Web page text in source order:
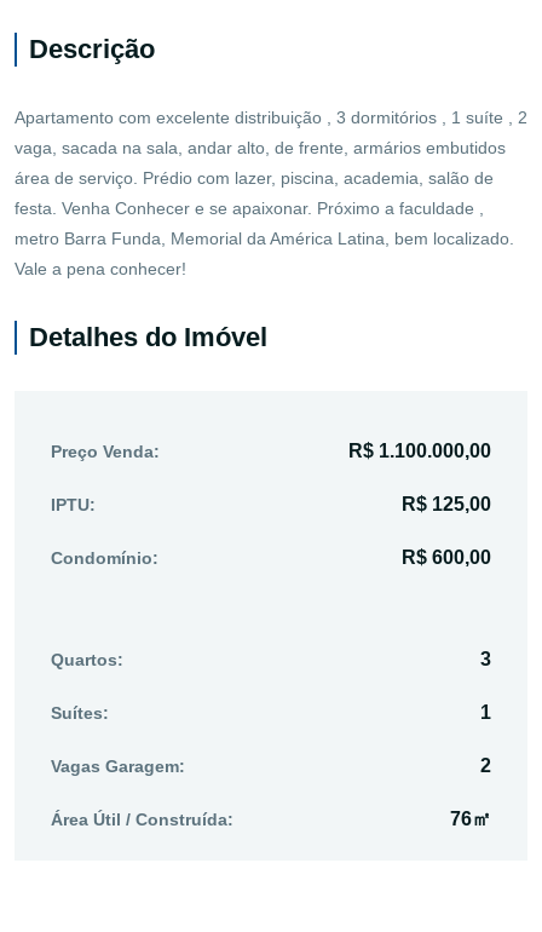
Descrição
Apartamento com excelente distribuição , 3 dormitórios , 1 suíte , 2
vaga, sacada na sala, andar alto, de frente, armários embutidos
área de serviço. Prédio com lazer, piscina, academia, salão de
festa. Venha Conhecer e se apaixonar. Próximo a faculdade ,
metro Barra Funda, Memorial da América Latina, bem localizado.
Vale a pena conhecer!
Detalhes do Imóvel
Preço Venda: R$ 1.100.000,00
IPTU: R$ 125,00
Condomínio: R$ 600,00
Quartos: 3
Suítes: 1
Vagas Garagem: 2
Área Útil / Construída: 76㎡